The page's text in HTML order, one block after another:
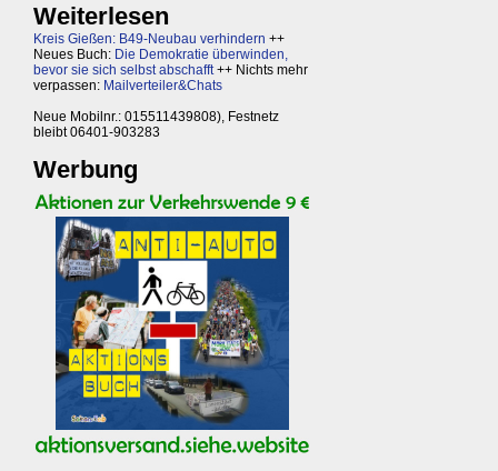
Weiterlesen
Kreis Gießen: B49-Neubau verhindern ++
Neues Buch: Die Demokratie überwinden,
bevor sie sich selbst abschafft++ Nichts mehr
verpassen: Mailverteiler&Chats
Neue Mobilnr.: 015511439808), Festnetz
bleibt 06401-903283
Werbung